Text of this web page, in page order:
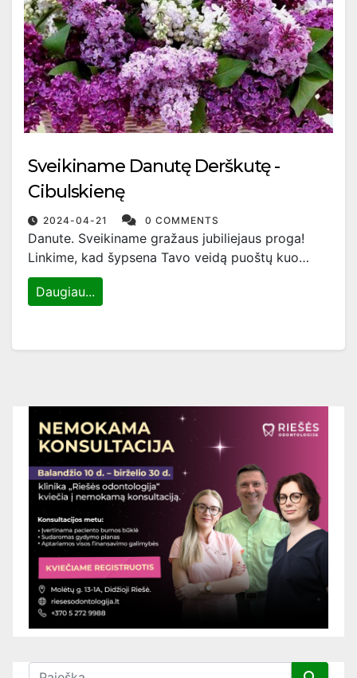
Sveikiname Danutę Derškutę -
Cibulskienę
2024-04-21 0 COMMENTS
Danute. Sveikiname gražaus jubiliejaus proga!
Linkime, kad šypsena Tavo veidą puoštų kuo…
Daugiau...